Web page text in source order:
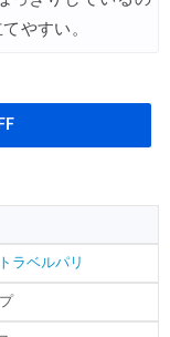
やすい。
ラベルパリ